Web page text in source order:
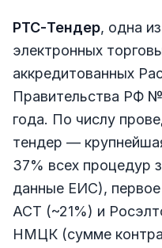
РТС-Тендер, одна
электронных
аккредитованных
Правительства РФ №
года. По числу
тендер —
37% всех процедур
данные ЕИС),
АСТ (~21%) и
НМЦК (сумме